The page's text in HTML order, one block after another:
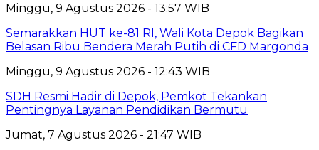
Minggu, 9 Agustus 2026 - 13:57 WIB
Semarakkan HUT ke-81 RI, Wali Kota Depok Bagikan
Belasan Ribu Bendera Merah Putih di CFD Margonda
Minggu, 9 Agustus 2026 - 12:43 WIB
SDH Resmi Hadir di Depok, Pemkot Tekankan
Pentingnya Layanan Pendidikan Bermutu
Jumat, 7 Agustus 2026 - 21:47 WIB